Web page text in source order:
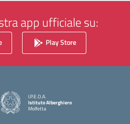
app ufficiale su:
Play Store
I.P.E.O.A.
Istituto Alberghiero
Molfetta